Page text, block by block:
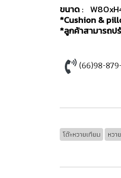
ขนาด:
*Cushion &
*ลูกค้าสามารถป
(66)98-
โต๊ะหวายเทียม หวาย